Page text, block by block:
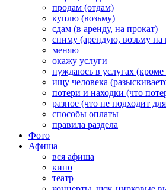
продам (отдам)
куплю (возьму)
сдам (в аренду, на прокат)
сниму (арендую, возьму на
меняю
окажу услуги
нуждаюсь в услугах (кроме
ищу человека
потери и находки (что
разное (что не подходит
способы оплаты
правила раздела
Фото
Афиша
вся афиша
кино
театр